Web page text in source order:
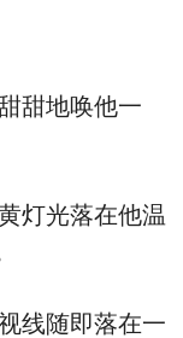
甜地唤他一
灯光落在他温
线随即落在一